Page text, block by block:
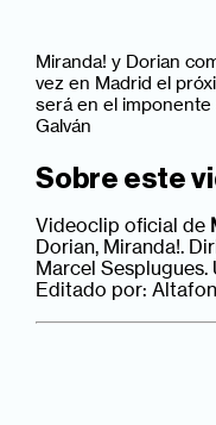
Miranda! y Dorian
vez en Madrid el
será en el
Galván
Sobre este
Videoclip oficial de
Dorian, Miranda!.
Marcel
Editado por: